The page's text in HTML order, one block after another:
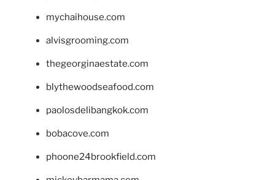
mychaihouse.com
alvisgrooming.com
thegeorginaestate.com
blythewoodseafood.com
paolosdelibangkok.com
bobacove.com
phoone24brookfield.com